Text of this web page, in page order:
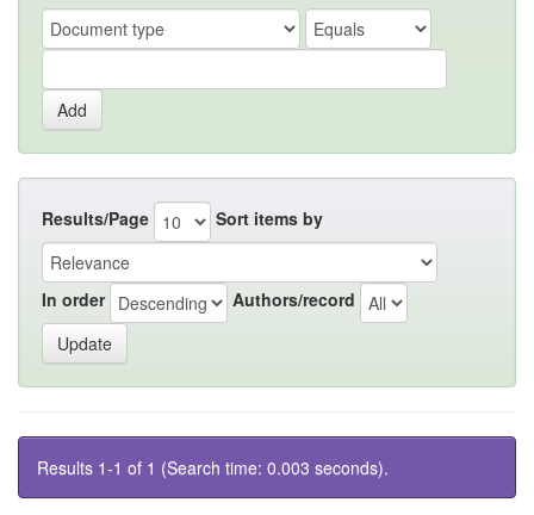
Results/Page Sort items by
In order Authors/record
Results 1-1 of 1 (Search time: 0.003 seconds).